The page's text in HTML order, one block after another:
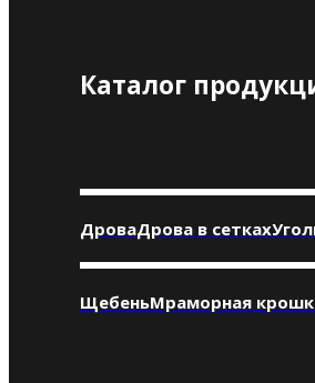
Каталог
ДроваДрова в сетках
ЩебеньМраморная